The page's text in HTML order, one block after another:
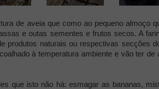
de aveia que como ao pequeno almoço
e outas sementes e frutos secos. A
produtos naturais ou respectivas secções
à temperatura ambiente e vão ter de
que isto não há: esmagar as bananas,